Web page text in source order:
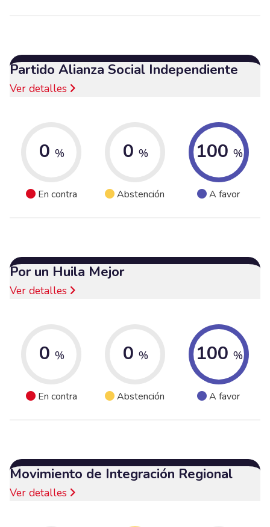
Partido Alianza Social Independiente
Ver detalles
0 %
En contra
0 %
Abstención
100 %
A favor
Por un Huila Mejor
Ver detalles
0 %
En contra
0 %
Abstención
100 %
A favor
Movimiento de Integración Regional
Ver detalles